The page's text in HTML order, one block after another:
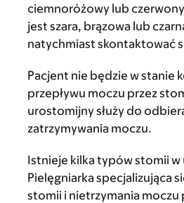
ciemnoróżowy lub
jest szara, brązowa lub
natychmiast skontaktować
Pacjent nie będzie w stanie
przepływu moczu przez
urostomijny służy do
zatrzymywania moczu.
Istnieje kilka typów stomii
Pielęgniarka specjalizująca
stomii i nietrzymania